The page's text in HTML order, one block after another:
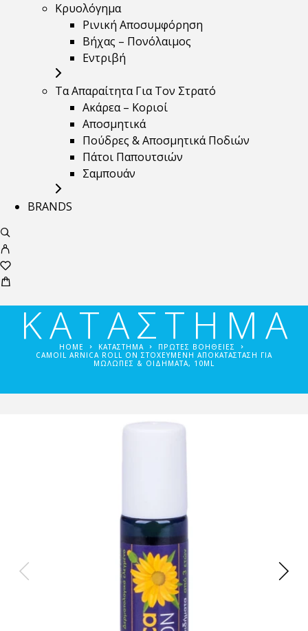
Κρυολόγημα
Ρινική Αποσυμφόρηση
Βήχας – Πονόλαιμος
Εντριβή
Τα Απαραίτητα Για Τον Στρατό
Ακάρεα – Κοριοί
Αποσμητικά
Πούδρες & Αποσμητικά Ποδιών
Πάτοι Παπουτσιών
Σαμπουάν
BRANDS
ΚΑΤΑΣΤΗΜΑ
HOME ΚΑΤΑΣΤΗΜΑ
ΠΡΏΤΕΣ ΒΟΉΘΕΙΕΣ
CAMOIL ARNICA ROLL ON ΣΤΟΧΕΥΜΈΝΗ ΑΠΟΚΑΤΆΣΤΑΣΗ ΓΙΑ
ΜΏΛΩΠΕΣ & ΟΙΔΉΜΑΤΑ, 10ML